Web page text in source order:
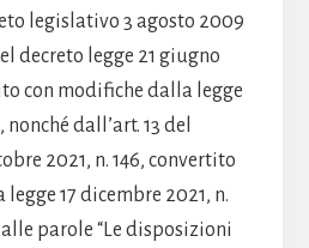
legislativo 3 agosto 2009
decreto legge 21 giugno
con modifiche dalla legge
dall’art. 13 del
2021, n. 146, convertito
17 dicembre 2021, n.
parole “Le disposizioni